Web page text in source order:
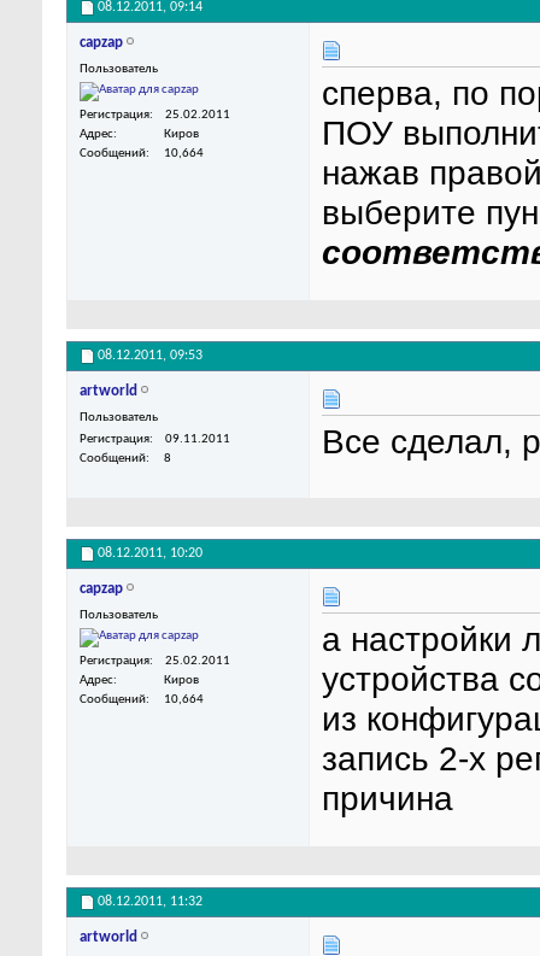
08.12.2011, 09:14
capzap
Пользователь
Регистрация
25.02.2011
Адрес
Киров
Сообщений
10,664
сперва, по
ПОУ
нажав
выберите
08.12.2011, 09:53
artworld
Пользователь
Регистрация
09.11.2011
Сообщений
8 Все сделал,
08.12.2011, 10:20
capzap
Пользователь
Регистрация
25.02.2011
Адрес
Киров
Сообщений
10,664
а настройки
устройства
из
запись 2-х
причина
08.12.2011, 11:32
artworld